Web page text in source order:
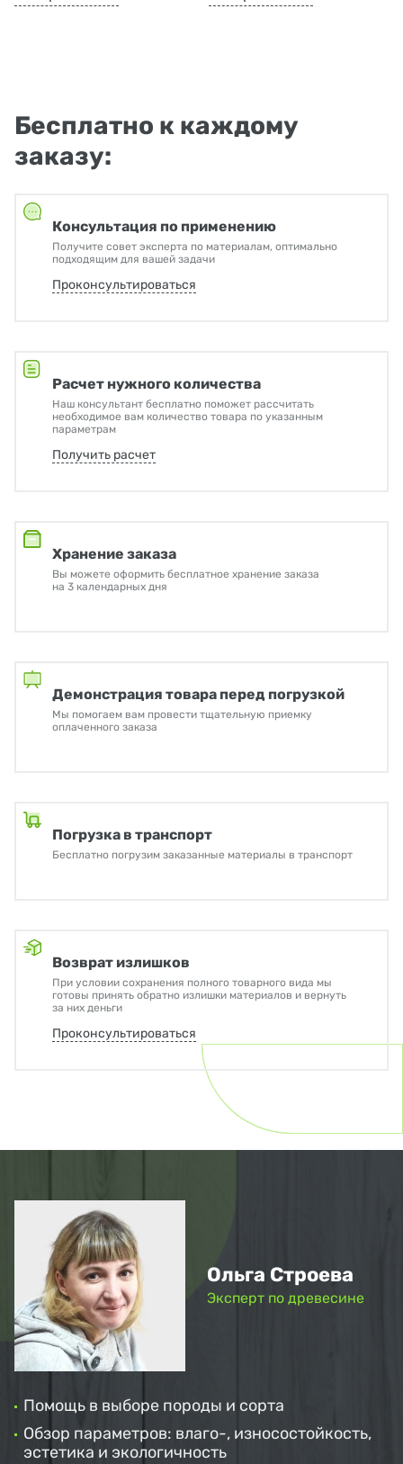
Бесплатно к каждому
заказу:
Консультация по применению
Получите совет эксперта по материалам, оптимально
подходящим для вашей задачи
Проконсультироваться
Расчет нужного количества
Наш консультант бесплатно поможет рассчитать
необходимое вам количество товара по указанным
параметрам
Получить расчет
Хранение заказа
Вы можете оформить бесплатное хранение заказа
на 3 календарных дня
Демонстрация товара перед погрузкой
Мы помогаем вам провести тщательную приемку
оплаченного заказа
Погрузка в транспорт
Бесплатно погрузим заказанные материалы в транспорт
Возврат излишков
При условии сохранения полного товарного вида мы
готовы принять обратно излишки материалов и вернуть
за них деньги
Проконсультироваться
Ольга Строева
Эксперт по древесине
Помощь в выборе породы и сорта
Обзор параметров: влаго-, износостойкость,
эстетика и экологичность